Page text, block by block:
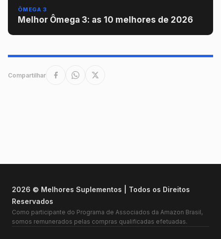
ÔMEGA 3
Melhor Ômega 3: as 10 melhores de 2026
Compartilhar
2026 © Melhores Suplementos | Todos os Direitos
Reservados
Como participante do Programa de Associados da Amazon Brasil,
somos remunerados pelas compras qualificadas efetuadas.